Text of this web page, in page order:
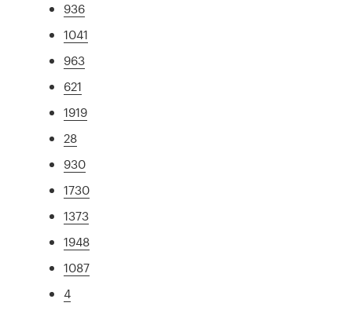
936
1041
963
621
1919
28
930
1730
1373
1948
1087
4